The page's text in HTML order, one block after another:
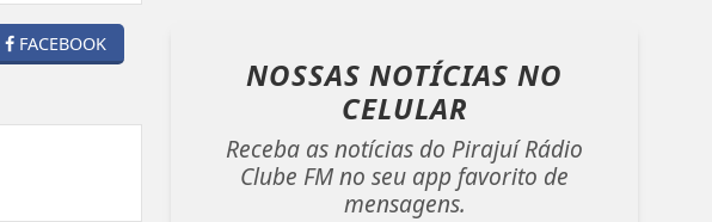
FACEBOOK
NOSSAS NOTÍCIASNO
CELULAR
Receba as notícias do Pirajuí Rádio
Clube FM no seu app favorito de
mensagens.